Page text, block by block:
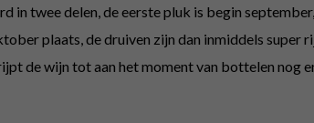
in twee delen, de eerste pluk is begin
plaats, de druiven zijn dan inmiddels
de wijn tot aan het moment van bottelen nog